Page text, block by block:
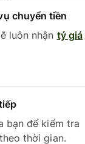
chuyển tiền
luôn nhận tỷ giá
bạn để kiểm tra
thời gian.